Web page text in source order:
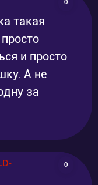
0
такая
и просто
А не
за
0